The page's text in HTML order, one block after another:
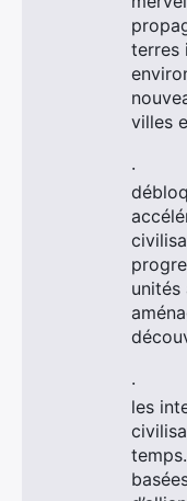
terres
villes
·
unités
·
les